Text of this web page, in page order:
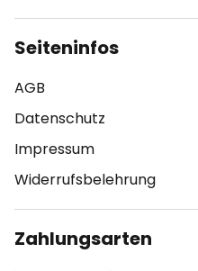
Seiteninfos
AGB
Datenschutz
Impressum
Widerrufsbelehrung
Zahlungsarten